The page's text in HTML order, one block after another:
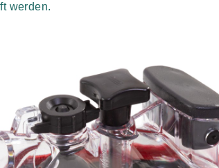
werden.